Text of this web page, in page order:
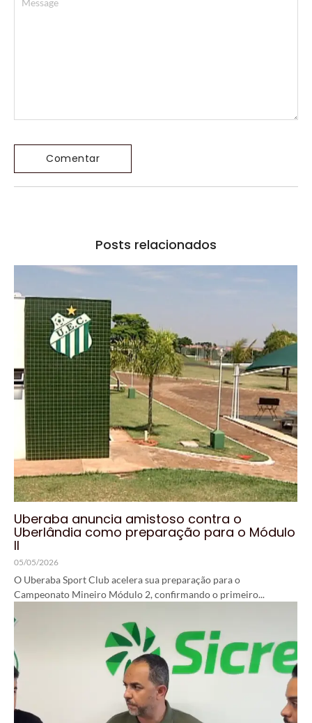
Posts relacionados
Uberaba anuncia amistoso contra o
Uberlândia como preparação para o Módulo
II
05/05/2026
O Uberaba Sport Club acelera sua preparação para o
Campeonato Mineiro Módulo 2, confirmando o primeiro...